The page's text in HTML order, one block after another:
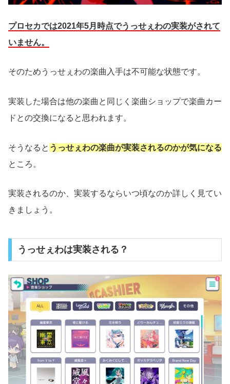
プロセカでは2021年5月時点でうっせぇわの実装がされて
いません。
そのためうっせぇわの楽曲入手は不可能な状態です。
実装した場合は他の楽曲と同じく楽曲ショップで楽曲カー
ドとの交換になると思われます。
そうなると うっせぇわの楽曲が実装されるのかが気になる
ところ。
実装されるのか、実装するならいつ頃なのか詳しく見てい
きましょう。
うっせぇわは実装される？